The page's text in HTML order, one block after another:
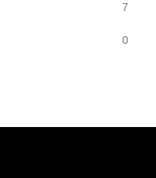
7
0